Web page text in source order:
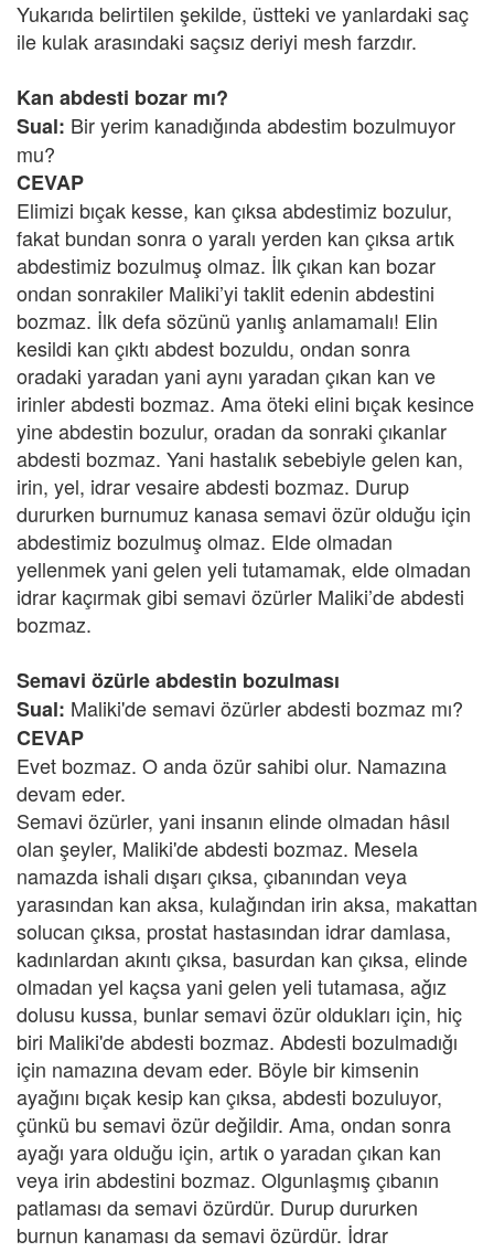
Yukarıda belirtilen şekilde, üstteki ve yanlardaki saç
ile kulak arasındaki saçsız deriyi mesh farzdır.
Kan abdesti bozar mı?
Sual: Bir yerim kanadığında abdestim bozulmuyor
mu?
CEVAP
Elimizi bıçak kesse, kan çıksa abdestimiz bozulur,
fakat bundan sonra o yaralı yerden kan çıksa artık
abdestimiz bozulmuş olmaz. İlk çıkan kan bozar
ondan sonrakiler Maliki’yi taklit edenin abdestini
bozmaz. İlk defa sözünü yanlış anlamamalı! Elin
kesildi kan çıktı abdest bozuldu, ondan sonra
oradaki yaradan yani aynı yaradan çıkan kan ve
irinler abdesti bozmaz. Ama öteki elini bıçak kesince
yine abdestin bozulur, oradan da sonraki çıkanlar
abdesti bozmaz. Yani hastalık sebebiyle gelen kan,
irin, yel, idrar vesaire abdesti bozmaz. Durup
dururken burnumuz kanasa semavi özür olduğu için
abdestimiz bozulmuş olmaz. Elde olmadan
yellenmek yani gelen yeli tutamamak, elde olmadan
idrar kaçırmak gibi semavi özürler Maliki’de abdesti
bozmaz.
Semavi özürle abdestin bozulması
Sual: Maliki'de semavi özürler abdesti bozmaz mı?
CEVAP
Evet bozmaz. O anda özür sahibi olur. Namazına
devam eder.
Semavi özürler, yani insanın elinde olmadan hâsıl
olan şeyler, Maliki'de abdesti bozmaz. Mesela
namazda ishali dışarı çıksa, çıbanından veya
yarasından kan aksa, kulağından irin aksa, makattan
solucan çıksa, prostat hastasından idrar damlasa,
kadınlardan akıntı çıksa, basurdan kan çıksa, elinde
olmadan yel kaçsa yani gelen yeli tutamasa, ağız
dolusu kussa, bunlar semavi özür oldukları için, hiç
biri Maliki'de abdesti bozmaz. Abdesti bozulmadığı
için namazına devam eder. Böyle bir kimsenin
ayağını bıçak kesip kan çıksa, abdesti bozuluyor,
çünkü bu semavi özür değildir. Ama, ondan sonra
ayağı yara olduğu için, artık o yaradan çıkan kan
veya irin abdestini bozmaz. Olgunlaşmış çıbanın
patlaması da semavi özürdür. Durup dururken
burnun kanaması da semavi özürdür. İdrar